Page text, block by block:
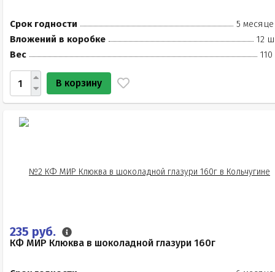
Срок годности
5
Вложений в коробке
12
Вес
110
В корзину
235 руб.
КФ МИР Клюква в шоколадной глазури 160г